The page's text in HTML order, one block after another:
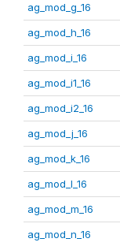
ag_mod_g_16
ag_mod_h_16
ag_mod_i_16
ag_mod_i1_16
ag_mod_i2_16
ag_mod_j_16
ag_mod_k_16
ag_mod_l_16
ag_mod_m_16
ag_mod_n_16